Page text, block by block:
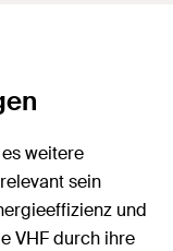
weitere
sein
und
VHF durch ihre